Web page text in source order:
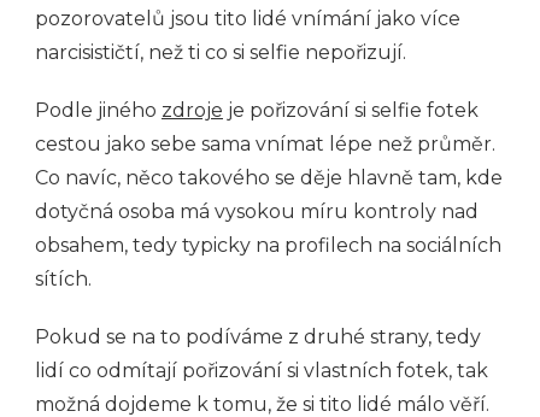
pozorovatelů jsou tito lidé vnímání jako více
narcisističtí, než ti co si selfie nepořizují.
Podle jiného zdroje je pořizování si selfie fotek
cestou jako sebe sama vnímat lépe než průměr.
Co navíc, něco takového se děje hlavně tam, kde
dotyčná osoba má vysokou míru kontroly nad
obsahem, tedy typicky na profilech na sociálních
sítích.
Pokud se na to podíváme z druhé strany, tedy
lidí co odmítají pořizování si vlastních fotek, tak
možná dojdeme k tomu, že si tito lidé málo věří.